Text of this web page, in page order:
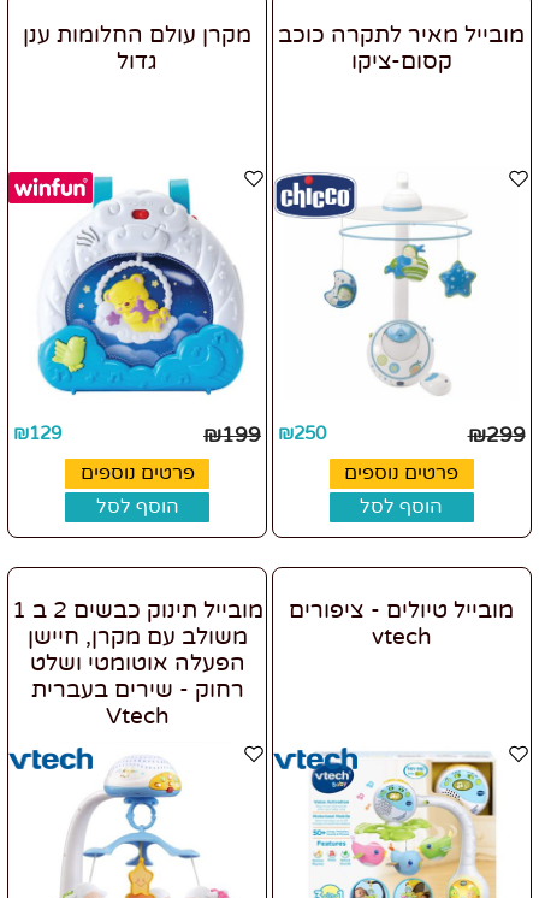
מובייל מאיר לתקרה כוכב
קסום-ציקו
₪299
₪250
פרטים נוספים
הוסף לסל
מקרן עולם החלומות ענן
גדול
₪199
₪129
פרטים נוספים
הוסף לסל
מובייל טיולים - ציפורים
vtech
מובייל תינוק כבשים 2 ב 1
משולב עם מקרן, חיישן
הפעלה אוטומטי ושלט
רחוק - שירים בעברית
Vtech